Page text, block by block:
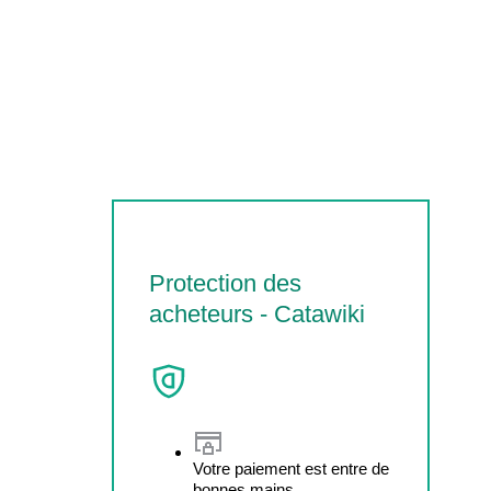
Protection des
acheteurs - Catawiki
Votre paiement est entre de